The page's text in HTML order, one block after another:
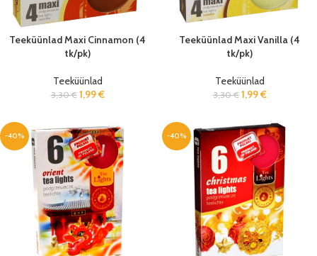
Teeküünlad Maxi Cinnamon (4
tk/pk)
Teeküünlad
3,30€ 1,99€
Teeküünlad Maxi Vanilla (4
tk/pk)
Teeküünlad
3,30€ 1,99€
-40% -40%